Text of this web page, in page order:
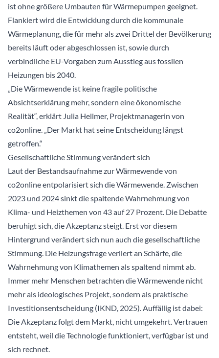
ist ohne größere Umbauten für Wärmepumpen geeignet.
Flankiert wird die Entwicklung durch die kommunale
Wärmeplanung, die für mehr als zwei Drittel der Bevölkerung
bereits läuft oder abgeschlossen ist, sowie durch
verbindliche EU-Vorgaben zum Ausstieg aus fossilen
Heizungen bis 2040.
„Die Wärmewende ist keine fragile politische
Absichtserklärung mehr, sondern eine ökonomische
Realität“, erklärt Julia Hellmer, Projektmanagerin von
co2online. „Der Markt hat seine Entscheidung längst
getroffen.“
Gesellschaftliche Stimmung verändert sich
Laut der Bestandsaufnahme zur Wärmewende von
co2online entpolarisiert sich die Wärmewende. Zwischen
2023 und 2024 sinkt die spaltende Wahrnehmung von
Klima- und Heizthemen von 43 auf 27 Prozent. Die Debatte
beruhigt sich, die Akzeptanz steigt. Erst vor diesem
Hintergrund verändert sich nun auch die gesellschaftliche
Stimmung. Die Heizungsfrage verliert an Schärfe, die
Wahrnehmung von Klimathemen als spaltend nimmt ab.
Immer mehr Menschen betrachten die Wärmewende nicht
mehr als ideologisches Projekt, sondern als praktische
Investitionsentscheidung (IKND, 2025). Auffällig ist dabei:
Die Akzeptanz folgt dem Markt, nicht umgekehrt. Vertrauen
entsteht, weil die Technologie funktioniert, verfügbar ist und
sich rechnet.